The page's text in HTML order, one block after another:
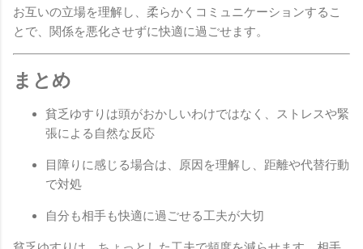
お互いの立場を理解し、柔らかくコミュニケーションするこ
とで、関係を悪化させずに快適に過ごせます。
まとめ
貧乏ゆすりは頭がおかしいわけではなく、ストレスや緊
張による自然な反応
目障りに感じる場合は、原因を理解し、距離や代替行動
で対処
自分も相手も快適に過ごせる工夫が大切